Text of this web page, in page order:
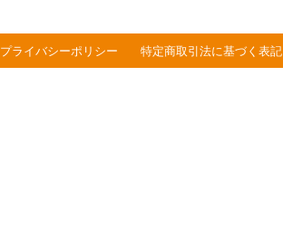
プライバシーポリシー 特定商取引法に基づく表記